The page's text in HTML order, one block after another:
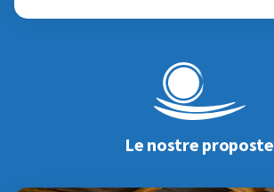
Le nostre proposte